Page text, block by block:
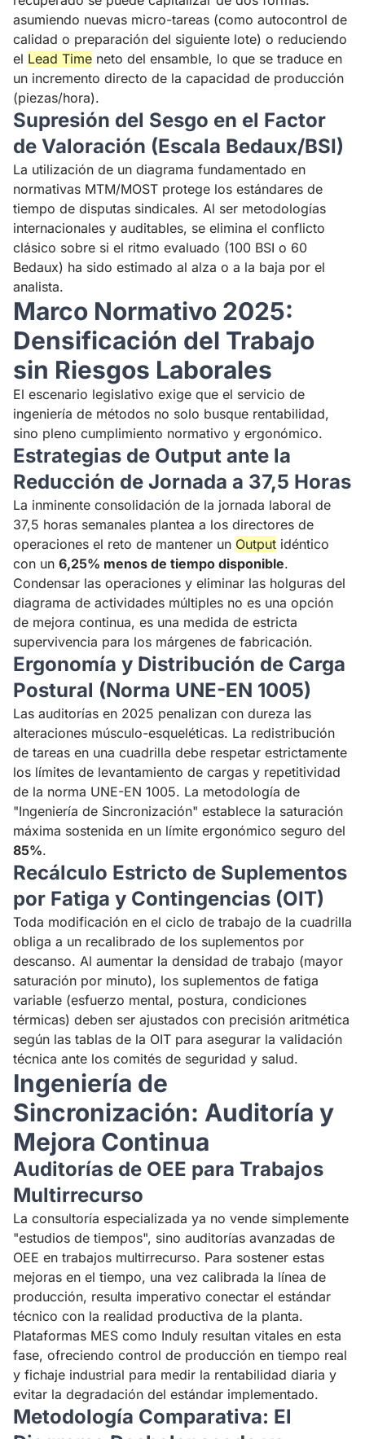
asumiendo nuevas micro-tareas (como autocontrol de
calidad o preparación del siguiente lote) o reduciendo
el Lead Time neto del ensamble, lo que se traduce en
un incremento directo de la capacidad de producción
(piezas/hora).
Supresión del Sesgo en el Factor
de Valoración (Escala Bedaux/BSI)
La utilización de un diagrama fundamentado en
normativas MTM/MOST protege los estándares de
tiempo de disputas sindicales. Al ser metodologías
internacionales y auditables, se elimina el conflicto
clásico sobre si el ritmo evaluado (100 BSI o 60
Bedaux) ha sido estimado al alza o a la baja por el
analista.
Marco Normativo 2025:
Densificación del Trabajo
sin Riesgos Laborales
El escenario legislativo exige que el servicio de
ingeniería de métodos no solo busque rentabilidad,
sino pleno cumplimiento normativo y ergonómico.
Estrategias de Output ante la
Reducción de Jornada a 37,5 Horas
La inminente consolidación de la jornada laboral de
37,5 horas semanales plantea a los directores de
operaciones el reto de mantener un Output idéntico
con un 6,25% menos de tiempo disponible.
Condensar las operaciones y eliminar las holguras del
diagrama de actividades múltiples no es una opción
de mejora continua, es una medida de estricta
supervivencia para los márgenes de fabricación.
Ergonomía y Distribución de Carga
Postural (Norma UNE-EN 1005)
Las auditorías en 2025 penalizan con dureza las
alteraciones músculo-esqueléticas. La redistribución
de tareas en una cuadrilla debe respetar estrictamente
los límites de levantamiento de cargas y repetitividad
de la norma UNE-EN 1005. La metodología de
"Ingeniería de Sincronización" establece la saturación
máxima sostenida en un límite ergonómico seguro del
85%.
Recálculo Estricto de Suplementos
por Fatiga y Contingencias (OIT)
Toda modificación en el ciclo de trabajo de la cuadrilla
obliga a un recalibrado de los suplementos por
descanso. Al aumentar la densidad de trabajo (mayor
saturación por minuto), los suplementos de fatiga
variable (esfuerzo mental, postura, condiciones
térmicas) deben ser ajustados con precisión aritmética
según las tablas de la OIT para asegurar la validación
técnica ante los comités de seguridad y salud.
Ingeniería de
Sincronización: Auditoría y
Mejora Continua
Auditorías de OEE para Trabajos
Multirrecurso
La consultoría especializada ya no vende simplemente
"estudios de tiempos", sino auditorías avanzadas de
OEE en trabajos multirrecurso. Para sostener estas
mejoras en el tiempo, una vez calibrada la línea de
producción, resulta imperativo conectar el estándar
técnico con la realidad productiva de la planta.
Plataformas MES como Induly resultan vitales en esta
fase, ofreciendo control de producción en tiempo real
y fichaje industrial para medir la rentabilidad diaria y
evitar la degradación del estándar implementado.
Metodología Comparativa: El